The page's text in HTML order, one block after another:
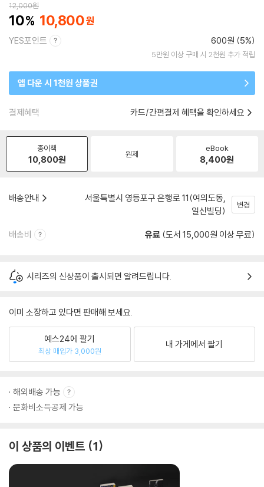
12,000원
10 10,800
YES포인트 600원 (5%)
5만원 이상 구매 시 2천원 추가 적립
앱 다운 시 1천원 상품권
결제혜택 카드/간편결제 혜택을 확인하세요
종이책
10,800원 원제
eBook
8,400원
배송안내
서울특별시 영등포구 은행로 11(여의도동,
일신빌딩)
변경
배송비 유료 (도서 15,000원 이상 무료)
시리즈의 신상품이 출시되면 알려드립니다.
이미 소장하고 있다면 판매해 보세요.
예스24에 팔기
최상 매입가 3,000원
내 가게에서 팔기
해외배송 가능
문화비소득공제 가능
이 상품의 이벤트 1